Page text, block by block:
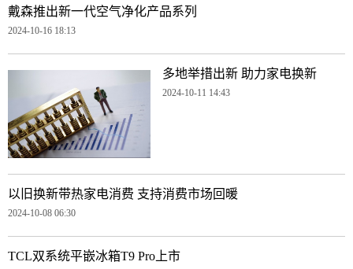
戴森推出新一代空气净化产品系列
2024-10-16 18:13
多地举措出新 助力家电换新
2024-10-11 14:43
以旧换新带热家电消费 支持消费市场回暖
2024-10-08 06:30
TCL双系统平嵌冰箱T9 Pro上市